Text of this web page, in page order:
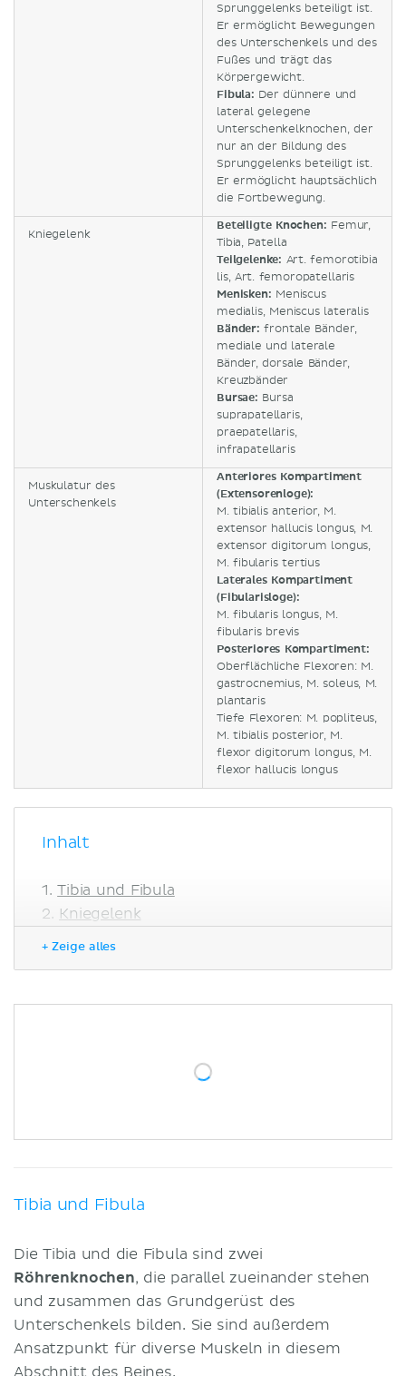
Sprunggelenks beteiligt ist.
Er ermöglicht Bewegungen
des Unterschenkels und des
Fußes und trägt das
Körpergewicht.
Fibula: Der dünnere und
lateral gelegene
Unterschenkelknochen, der
nur an der Bildung des
Sprunggelenks beteiligt ist.
Er ermöglicht hauptsächlich
die Fortbewegung.
Kniegelenk
Beteiligte Knochen: Femur,
Tibia, Patella
Teilgelenke: Art. femorotibia
lis, Art. femoropatellaris
Menisken: Meniscus
medialis, Meniscus lateralis
Bänder:frontale Bänder,
mediale und laterale
Bänder, dorsale Bänder,
Kreuzbänder
Bursae: Bursa
suprapatellaris,
praepatellaris,
infrapatellaris
Muskulatur des
Unterschenkels
Anteriores Kompartiment
(Extensorenloge):
M. tibialis anterior, M.
extensor hallucis longus, M.
extensor digitorum longus,
M. fibularis tertius
Laterales Kompartiment
(Fibularisloge):
M. fibularis longus, M.
fibularis brevis
Posteriores Kompartiment:
Oberflächliche Flexoren: M.
gastrocnemius, M. soleus, M.
plantaris
Tiefe Flexoren: M. popliteus,
M. tibialis posterior, M.
flexor digitorum longus, M.
flexor hallucis longus
Inhalt
Tibia und Fibula
Kniegelenk
Literaturquellen
+ Zeige alles
Tibia und Fibula
Die Tibia und die Fibula sind zwei
Röhrenknochen, die parallel zueinander stehen
und zusammen das Grundgerüst des
Unterschenkels bilden. Sie sind außerdem
Ansatzpunkt für diverse Muskeln in diesem
Abschnitt des Beines.